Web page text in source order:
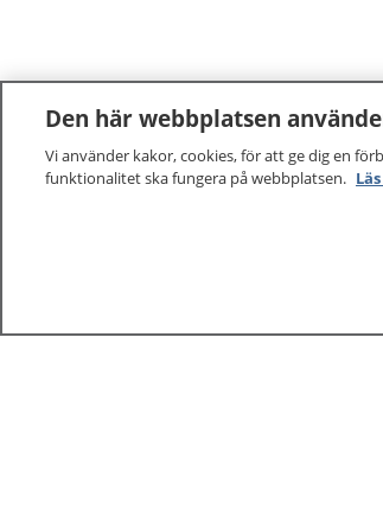
På 1177.se får du råd om hälsa och
Den här webbplatsen
Vi använder kakor, cookies, för att ge dig en
funktionalitet ska fungera på webbplatsen.